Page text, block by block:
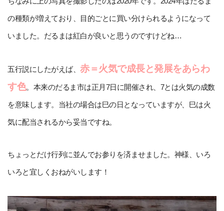
の種類が増えており、目的ごとに買い分けられるようになって
いました。だるまは紅白が良いと思うのですけどね…
五行説にしたがえば、 赤＝火気で成長と発展をあらわ
す色。本来のだるま市は正月7日に開催され、7とは火気の成数
を意味します。当社の場合は巳の日となっていますが、巳は火
気に配当されるから妥当ですね。
ちょっとだけ行列に並んでお参りを済ませました。神様、いろ
いろと宜しくおねがいします！